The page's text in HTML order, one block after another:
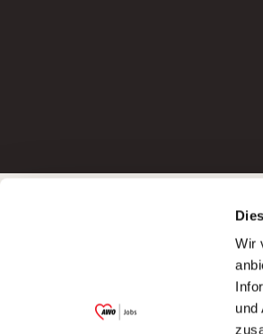
Wir
und
Garitz Bewirtschaftungsbetriebe
(Ein Tochterunternehmen des AWO
Bezirksverbandes Unterfranken e.V.)